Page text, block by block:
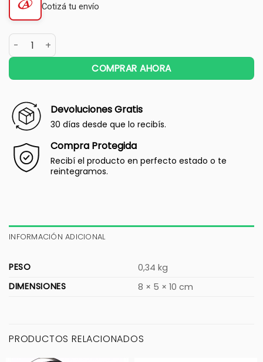
Cotizá tu envío
COMPRAR AHORA
Devoluciones Gratis
30 días desde que lo recibís.
Compra Protegida
Recibí el producto en perfecto estado o te
reintegramos.
INFORMACIÓN ADICIONAL
PESO
0,34 kg
DIMENSIONES
8 × 5 × 10 cm
PRODUCTOS RELACIONADOS